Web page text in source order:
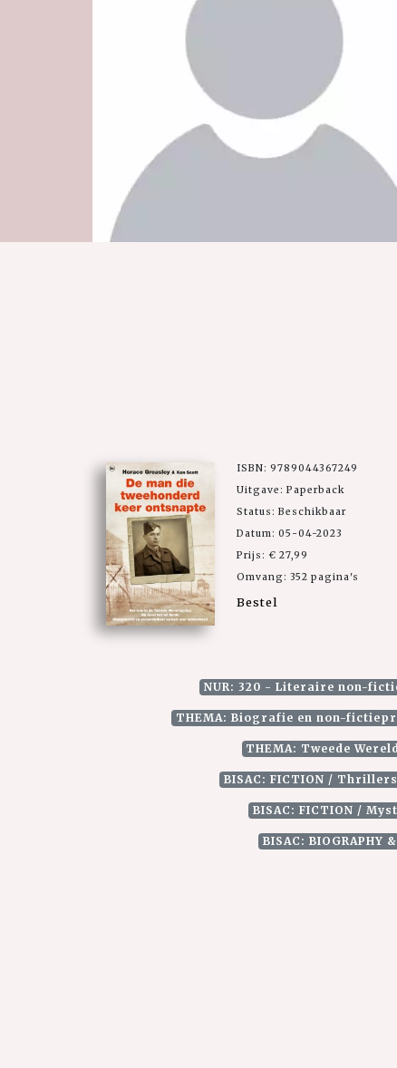
ISBN: 9789044367249
Uitgave: Paperback
Status: Beschikbaar
Datum: 05-04-2023
Prijs: € 27,99
Omvang: 352 pagina's
Bestel
NUR: 320 - Literaire non-
THEMA: Biografie en non-
THEMA: Tweede
BISAC: FICTION /
BISAC: FICTION /
BISAC: BIOGRAPHY